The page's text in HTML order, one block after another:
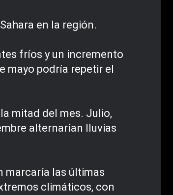
en la región.
fríos y un incremento
mayo podría repetir el
mitad del mes. Julio,
alternarían lluvias
marcaría las últimas
climáticos, con